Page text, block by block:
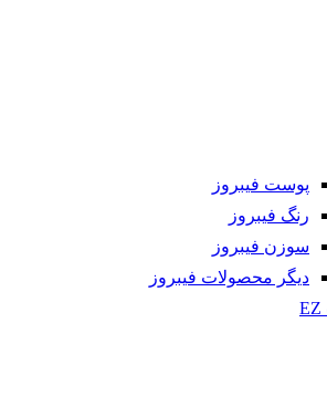
پوست فیبروز
رنگ فیبروز
سوزن فیبروز
دیگر محصولات فیبروز